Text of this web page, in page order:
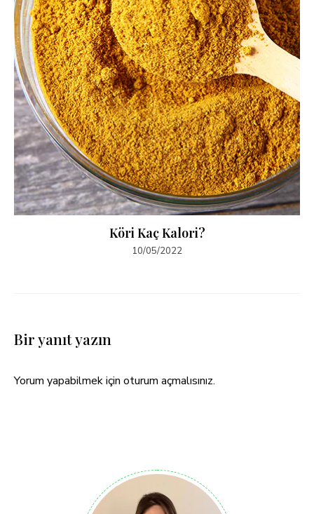
Köri Kaç Kalori?
10/05/2022
Bir yanıt yazın
Yorum yapabilmek için oturum açmalısınız.